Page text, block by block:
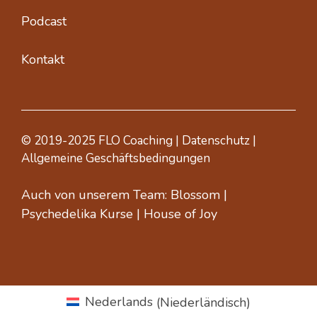
Podcast
Kontakt
© 2019-2025 FLO Coaching | Datenschutz |
Allgemeine Geschäftsbedingungen
Auch von unserem Team: Blossom |
Psychedelika Kurse | House of Joy
Nederlands(Niederländisch)